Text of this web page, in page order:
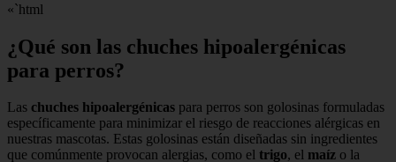
«`html
¿Qué son las chuches hipoalergénicas
para perros?
Las chuches hipoalergénicas para perros son golosinas formuladas
específicamente para minimizar el riesgo de reacciones alérgicas en
nuestras mascotas. Estas golosinas están diseñadas sin ingredientes
que comúnmente provocan alergias, como el trigo, el maíz o la